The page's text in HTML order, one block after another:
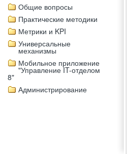
Общие вопросы
Практические методики
Метрики и KPI
Универсальные
механизмы
Мобильное приложение
"Управление IT-отделом
8"
Администрирование